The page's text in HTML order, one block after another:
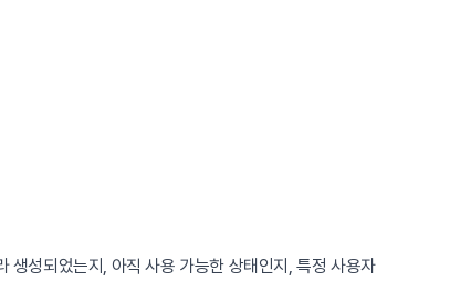
생성되었는지, 아직 사용 가능한 상태인지, 특정 사용자